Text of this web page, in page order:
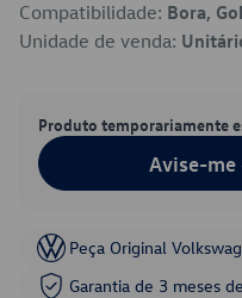
Compatibilidade: Bora,
Unidade de venda:
Produto temporariamente
Avise-me
Peça Original
Garantia de 3 meses